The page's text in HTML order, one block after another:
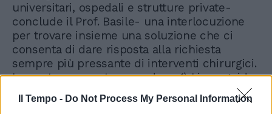
Il Tempo - Do Not Process My Personal Information
universitari, ospedali e strutture private-
conclude il Prof. Basile- una interlocuzione
per trovare insieme una soluzione che ci
consenta di dare risposta alla richiesta
sempre più pressante di interventi chirurgici.
Le nostre proposte prevedono 1) Linee guida
alle Regioni per uniformare e garantire
l’attività chirurgica 2) Creazioni di percorsi